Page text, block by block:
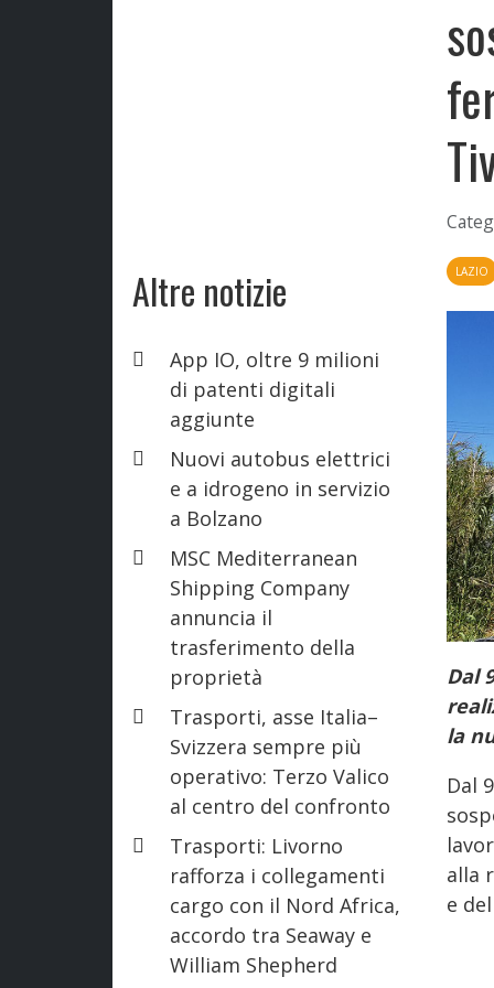
Altre notizie
App IO, oltre 9 milioni
di patenti digitali
aggiunte
Nuovi autobus elettrici
e a idrogeno in servizio
a Bolzano
MSC Mediterranean
Shipping Company
annuncia il
trasferimento della
proprietà
Trasporti, asse Italia–
Svizzera sempre più
operativo: Terzo Valico
al centro del confronto
Trasporti: Livorno
rafforza i collegamenti
cargo con il Nord Africa,
accordo tra Seaway e
William Shepherd
LAZIO
Dal
la
Dal
alla
e